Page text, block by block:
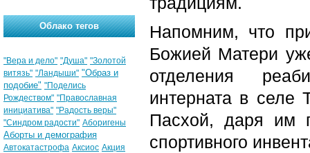
Напомним, что
Божией Матери
отделения
интерната в селе
Пасхой, даря им
спортивного
Облако тегов
"Вера и дело" "Душа" "Золотой
витязь" "Ландыши" "Образ и
подобие" "Поделись
Рождеством" "Православная
инициатива" "Радость веры"
"Синдром радости" Аборигены
Аборты и демография
Автокатастрофа Аксиос Акция